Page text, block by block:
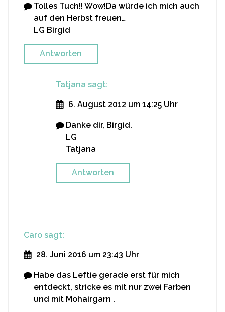
Tolles Tuch!! Wow!Da würde ich mich auch
auf den Herbst freuen…
LG Birgid
Antworten
Tatjana sagt:
6. August 2012 um 14:25 Uhr
Danke dir, Birgid.
LG
Tatjana
Antworten
Caro sagt:
28. Juni 2016 um 23:43 Uhr
Habe das Leftie gerade erst für mich
entdeckt, stricke es mit nur zwei Farben
und mit Mohairgarn .